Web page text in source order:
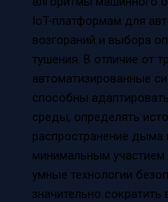
IoT-платформам для
возгораний и выбора
тушения. В отличие от
автоматизированные
способны
среды, определять
распространение дыма
минимальным
умные технологии
значительно